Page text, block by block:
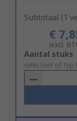
Subtotaal (1
€
(excl.
Add
to
Basket
Aantal stuks
selecteer of typ